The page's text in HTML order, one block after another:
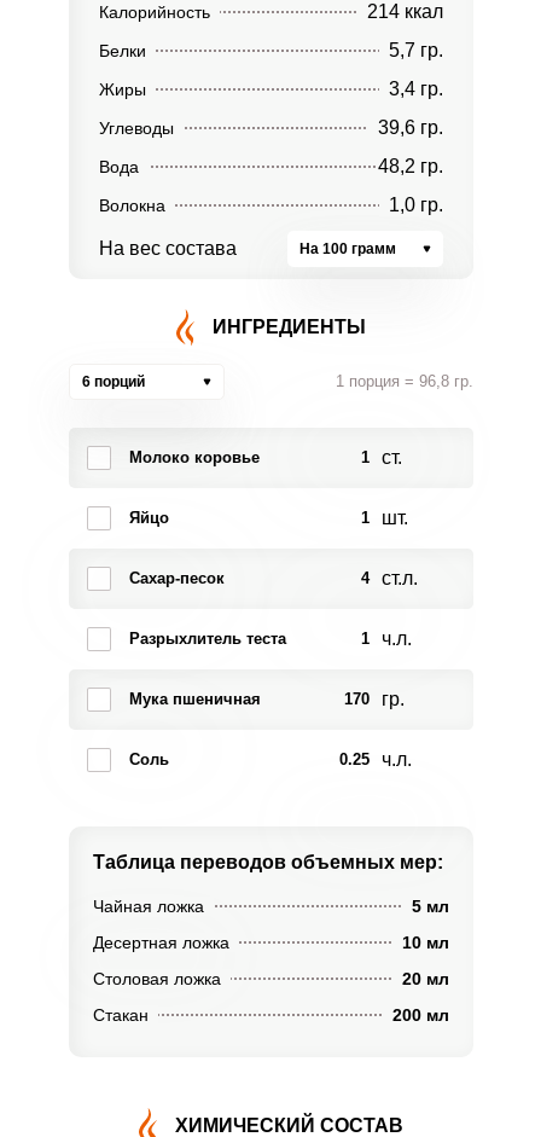
Калорийность 214 ккал
Белки 5,7 гр.
Жиры 3,4 гр.
Углеводы 39,6 гр.
Вода 48,2 гр.
Волокна 1,0 гр.
На вес состава На 100 грамм
ИНГРЕДИЕНТЫ
6 порций 1 порция = 96,8 гр.
Молоко коровье 1 ст.
Яйцо 1 шт.
Сахар-песок 4 ст.л.
Разрыхлитель теста 1 ч.л.
Мука пшеничная 170 гр.
Соль 0.25 ч.л.
Таблица переводов объемных мер:
Чайная ложка
5 мл
Десертная ложка
10 мл
Столовая ложка
20 мл
Стакан
200 мл
ХИМИЧЕСКИЙ СОСТАВ